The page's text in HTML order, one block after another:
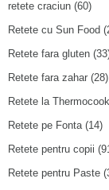
retete craciun (60)
Retete cu Sun Food
Retete fara gluten
Retete fara zahar (28)
Retete la Thermocook
Retete pe Fonta(14)
Retete pentru copii
Retete pentru Paste